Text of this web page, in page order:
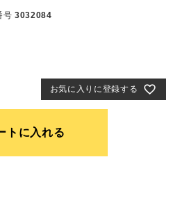
号 3032084
お気に入りに登録する
トに入れる